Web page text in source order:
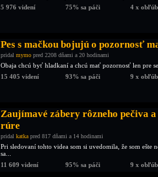
5 976 videní
75% sa páči 4 x
Pes s mačkou bojujú o pozornosť
pridal mymo pred 2208 dňami a 20 hodinami
Obaja chcú byť hladkaní a chcú mať pozornosť len pre
15 405 videní
93% sa páči 9 x
Zaujímavé zábery rôzneho pečiva
rúre
pridal katka pred 817 dňami a 14 hodinami
Pri sledovaní tohto videa som si uvedomila, že som ešte
sa...
11 609 videní
95% sa páči 9 x